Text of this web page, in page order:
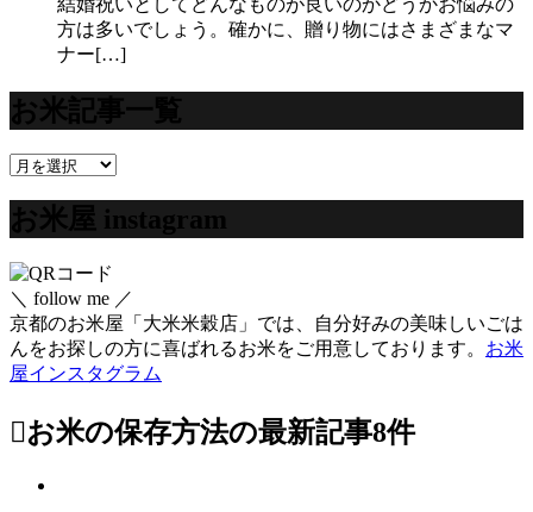
結婚祝いとしてどんなものが良いのかどうかお悩みの
方は多いでしょう。確かに、贈り物にはさまざまなマ
ナー[…]
お米記事一覧
お
記
事
一
覧
お米屋 instagram
＼ follow me ／
京都のお米屋「大米米穀店」では、自分好みの美味しいごは
んをお探しの方に喜ばれるお米をご用意しております。 お米
屋インスタグラム
お米の保存方法の最新記事8件